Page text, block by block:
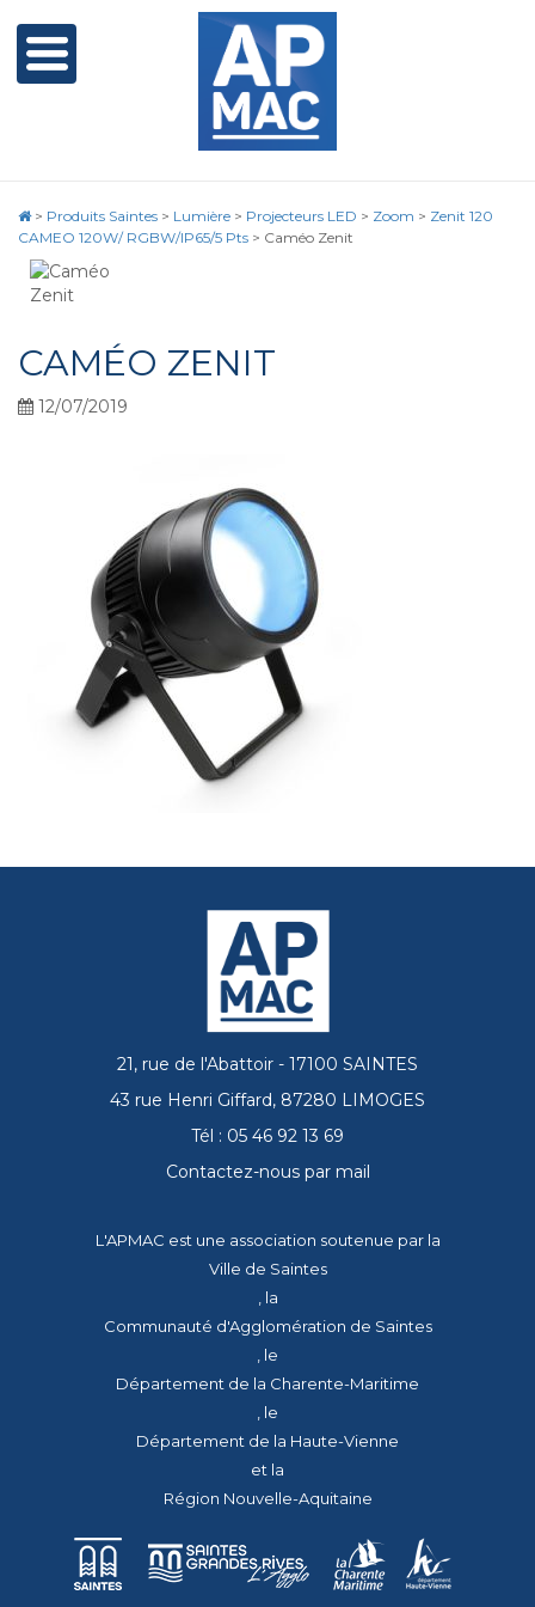
> Produits Saintes > Lumière > Projecteurs LED > Zoom > Zenit 120
CAMEO 120W/ RGBW/IP65/5 Pts > Caméo Zenit
CAMÉO ZENIT
12/07/2019
21, rue de l'Abattoir - 17100 SAINTES
43 rue Henri Giffard, 87280 LIMOGES
Tél : 05 46 92 13 69
Contactez-nous par mail
L'APMAC est une association soutenue par la
Ville de Saintes
, la
Communauté d'Agglomération de Saintes
, le
Département de la Charente-Maritime
, le
Département de la Haute-Vienne
et la
Région Nouvelle-Aquitaine